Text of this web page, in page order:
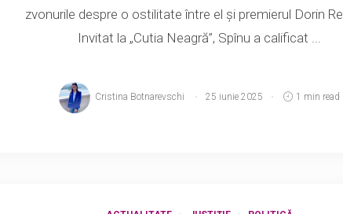
zvonurile despre o ostilitate între el și premierul Dorin
Invitat la „Cutia Neagră”, Spînu a calificat ...
Cristina Botnarevschi 25 iunie 2025 1 min read